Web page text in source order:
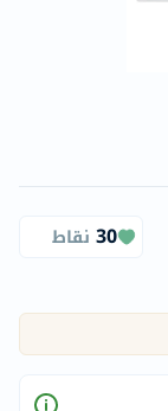
30 نقاط